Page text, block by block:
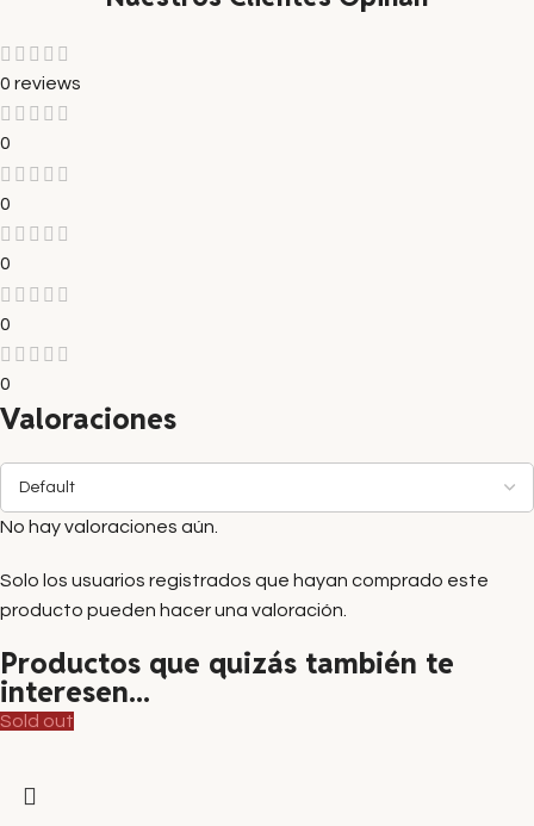
0 reviews
0
0
0
0
0
Valoraciones
No hay valoraciones aún.
Solo los usuarios registrados que hayan comprado este
producto pueden hacer una valoración.
Productos que quizás también te
interesen...
Sold out